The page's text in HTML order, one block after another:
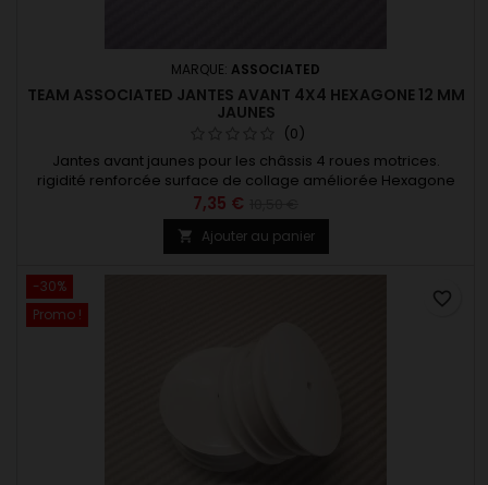
MARQUE: ASSOCIATED
TEAM ASSOCIATED JANTES AVANT 4X4 HEXAGONE 12 MM
JAUNES
(0)
Jantes avant jaunes pour les châssis 4 roues motrices.
rigidité renforcée surface de collage améliorée Hexagone
de 12 mm
7,35 €
 Ajouter au panier
-30%
Promo !
favorite_border